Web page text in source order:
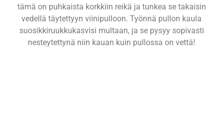
tämä on puhkaista korkkiin reikä ja tunkea se takaisin
vedellä täytettyyn viinipulloon. Työnnä pullon kaula
suosikkiruukkukasvisi multaan, ja se pysyy sopivasti
nesteytettynä niin kauan kuin pullossa on vettä!